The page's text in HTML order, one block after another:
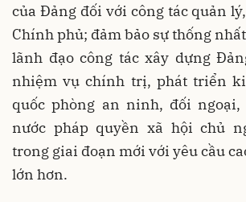
của Đảng đối với công tác quản
Chính phủ; đảm bảo sự thống
lãnh đạo công tác xây dựng
nhiệm vụ chính trị, phát triển
quốc phòng an ninh, đối ngoại,
nước pháp quyền xã hội chủ
trong giai đoạn mới với yêu cầu
lớn hơn.